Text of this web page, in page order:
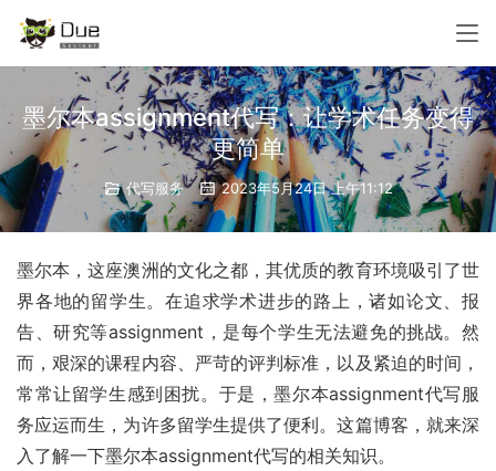
墨尔本assignment代写：让学术任务变得
更简单
代写服务 2023年5月24日 上午11:12
墨尔本，这座澳洲的文化之都，其优质的教育环境吸引了世
界各地的留学生。在追求学术进步的路上，诸如论文、报
告、研究等assignment，是每个学生无法避免的挑战。然
而，艰深的课程内容、严苛的评判标准，以及紧迫的时间，
常常让留学生感到困扰。于是，墨尔本assignment代写服
务应运而生，为许多留学生提供了便利。这篇博客，就来深
入了解一下墨尔本assignment代写的相关知识。